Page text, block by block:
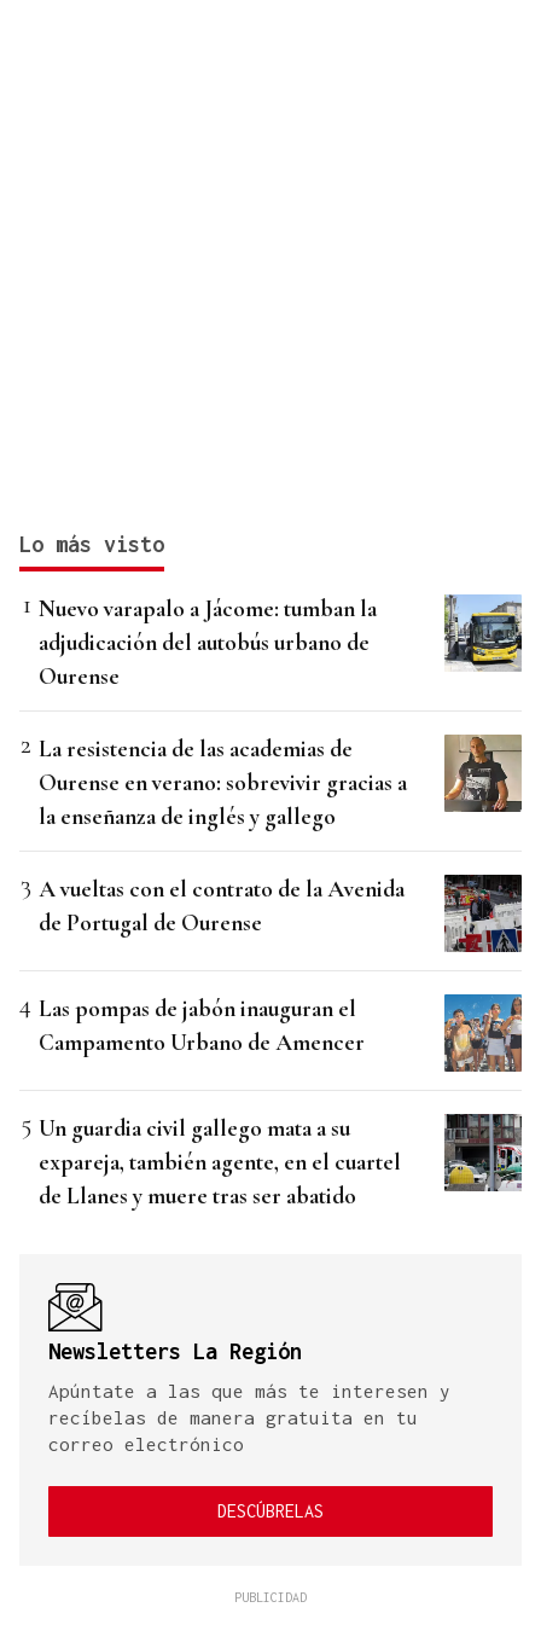
Lo más visto
Nuevo varapalo a Jácome: tumban la
adjudicación del autobús urbano de
Ourense
La resistencia de las academias de
Ourense en verano: sobrevivir gracias a
la enseñanza de inglés y gallego
A vueltas con el contrato de la Avenida
de Portugal de Ourense
Las pompas de jabón inauguran el
Campamento Urbano de Amencer
Un guardia civil gallego mata a su
expareja, también agente, en el cuartel
de Llanes y muere tras ser abatido
Newsletters La Región
Apúntate a las que más te interesen y
recíbelas de manera gratuita en tu
correo electrónico
DESCÚBRELAS